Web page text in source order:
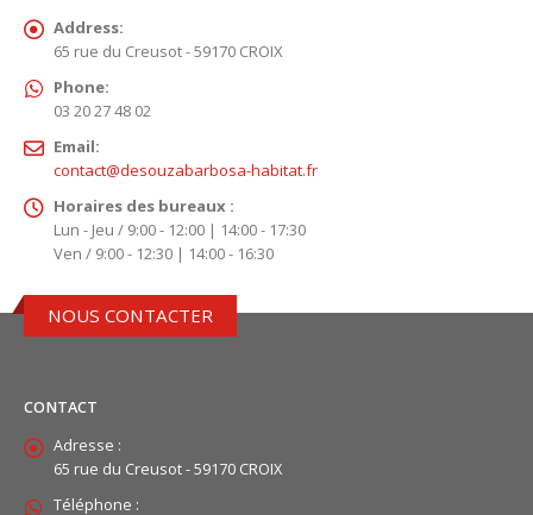
Address:
65 rue du Creusot - 59170 CROIX
Phone:
03 20 27 48 02
Email:
contact@desouzabarbosa-habitat.fr
Horaires des bureaux :
Lun - Jeu / 9:00 - 12:00 | 14:00 - 17:30
Ven / 9:00 - 12:30 | 14:00 - 16:30
NOUS CONTACTER
CONTACT
Adresse :
65 rue du Creusot - 59170 CROIX
Téléphone :